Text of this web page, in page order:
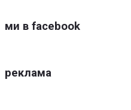
ми в facebook
реклама